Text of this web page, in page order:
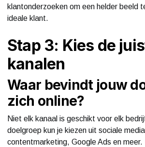
klantonderzoeken om een helder beeld
ideale klant.
Stap 3: Kies de
kanalen
Waar bevindt jouw
zich online?
Niet elk kanaal is geschikt voor elk
doelgroep kun je kiezen uit sociale
contentmarketing, Google Ads en